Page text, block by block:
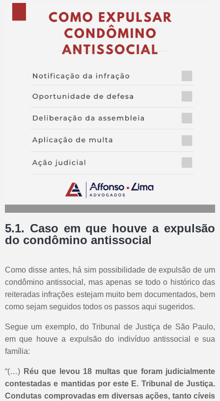
5.1. Caso em que houve a expulsão
do condômino antissocial
Como disse antes, há sim possibilidade de expulsão de um
condômino antissocial, mas apenas se todo o histórico das
reiteradas infrações estejam muito bem documentados, bem
como sejam seguidos todos os passos aqui sugeridos.
Segue um exemplo, do Tribunal de Justiça de São Paulo,
em que houve a expulsão do indivíduo antissocial e sua
família:
“(…) Réu que levou 18 multas que foram judicialmente
contestadas e mantidas por este E. Tribunal de Justiça.
Condutas comprovadas em diversas ações, tanto cíveis